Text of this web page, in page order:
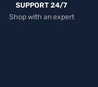
SUPPORT 24/7
Shop with an expert